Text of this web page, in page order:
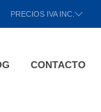
PRECIOS IVA INC.
CONTACTO